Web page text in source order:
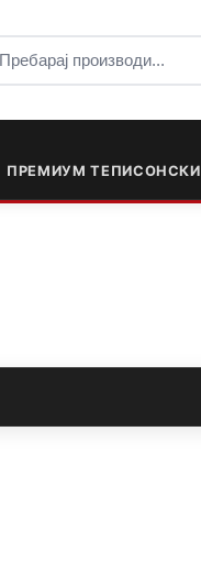
ПРЕМИУМ ТЕПИСОНСКИ